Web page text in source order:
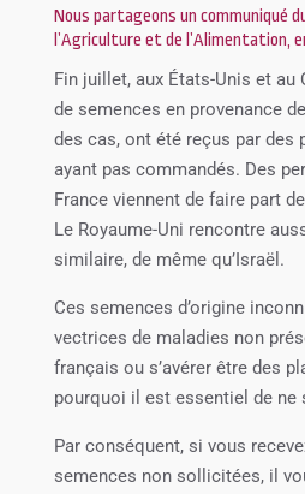
Nous partageons un communiqué
l’Agriculture et de l’Alimentation,
Fin juillet, aux États-Unis et au
de semences en provenance
des cas, ont été reçus par des
ayant pas commandés. Des
France viennent de faire part
Le Royaume-Uni rencontre
similaire, de même qu’Israël.
Ces semences d’origine
vectrices de maladies non
français ou s’avérer être des
pourquoi il est essentiel de ne
Par conséquent, si vous
semences non sollicitées, il